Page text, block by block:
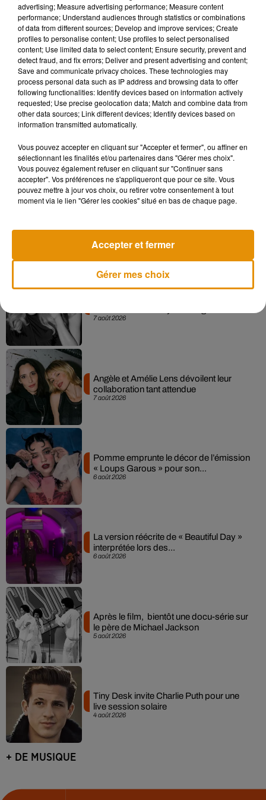
ces vidéos semblent être des blagues ou des canulars. Notre
système de surveillance du conducteur rappelle
régulièrement aux conducteurs de rester concentrés et
interdit l'utilisation d'Autopilot quand les alertes sont
ignorées. Les propriétaires de Tesla ont conduit des milliards
de miles en utilisant Autopilot et les données de notre
rapport trimestriel sur la sécurité des véhicules montre que
les conducteurs utilisant Autopilot ont moins d'accidents que
ceux qui ne l'utilisent pas", a-t-il indiqué. Ce à quoi l'auteur de
canular, en tout cas pas de ma part. Peut-être que les gens à
bord de la voiture faisaient semblant de dormir, mais je suis
sceptique" . Les deux personnes qui apparaissent sur la
vidéo n'ont, pour l'heure, pas été identifiées.
Musique
7 août 2026
7 août 2026
Angèle et Amélie Lens dévoilent leur
collaboration tant attendue
6 août 2026
Pomme emprunte le décor de l’émission
« Loups Garous » pour son...
6 août 2026
La version réécrite de « Beautiful Day »
interprétée lors des...
5 août 2026
Après le film, bientôt une docu-série sur
le père de Michael Jackson
4 août 2026
Tiny Desk invite Charlie Puth pour une
live session solaire
+ DE MUSIQUE
advertising; Measure advertising performance; Measure content
performance; Understand audiences through statistics or combinations
of data from different sources; Develop and improve services; Create
profiles to personalise content; Use profiles to select personalised
content; Use limited data to select content; Ensure security, prevent and
detect fraud, and fix errors; Deliver and present advertising and content;
Save and communicate privacy choices. These technologies may
process personal data such as IP address and browsing data to offer
following functionalities: Identify devices based on information actively
requested; Use precise geolocation data; Match and combine data from
other data sources; Link different devices; Identify devices based on
information transmitted automatically.
Vous pouvez accepter en cliquant sur "Accepter et fermer", ou affiner en
sélectionnant les finalités et/ou partenaires dans "Gérer mes choix".
Vous pouvez également refuser en cliquant sur "Continuer sans
accepter". Vos préférences ne s'appliqueront que pour ce site. Vous
pouvez mettre à jour vos choix, ou retirer votre consentement à tout
moment via le lien "Gérer les cookies" situé en bas de chaque page.
Gérer mes choix
Accepter et fermer